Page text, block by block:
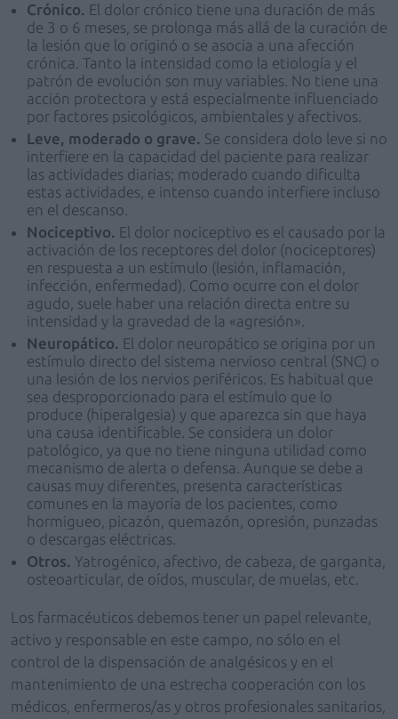
Crónico. El dolor crónico tiene una duración de más
de 3 o 6 meses, se prolonga más allá de la curación de
la lesión que lo originó o se asocia a una afección
crónica. Tanto la intensidad como la etiología y el
patrón de evolución son muy variables. No tiene una
acción protectora y está especialmente influenciado
por factores psicológicos, ambientales y afectivos.
Leve, moderado o grave. Se considera dolo leve si no
interfiere en la capacidad del paciente para realizar
las actividades diarias; moderado cuando dificulta
estas actividades, e intenso cuando interfiere incluso
en el descanso.
Nociceptivo. El dolor nociceptivo es el causado por la
activación de los receptores del dolor (nociceptores)
en respuesta a un estímulo (lesión, inflamación,
infección, enfermedad). Como ocurre con el dolor
agudo, suele haber una relación directa entre su
intensidad y la gravedad de la «agresión».
Neuropático. El dolor neuropático se origina por un
estímulo directo del sistema nervioso central (SNC) o
una lesión de los nervios periféricos. Es habitual que
sea desproporcionado para el estímulo que lo
produce (hiperalgesia) y que aparezca sin que haya
una causa identificable. Se considera un dolor
patológico, ya que no tiene ninguna utilidad como
mecanismo de alerta o defensa. Aunque se debe a
causas muy diferentes, presenta características
comunes en la mayoría de los pacientes, como
hormigueo, picazón, quemazón, opresión, punzadas
o descargas eléctricas.
Otros. Yatrogénico, afectivo, de cabeza, de garganta,
osteoarticular, de oídos, muscular, de muelas, etc.
Los farmacéuticos debemos tener un papel relevante,
activo y responsable en este campo, no sólo en el
control de la dispensación de analgésicos y en el
mantenimiento de una estrecha cooperación con los
médicos, enfermeros/as y otros profesionales sanitarios,